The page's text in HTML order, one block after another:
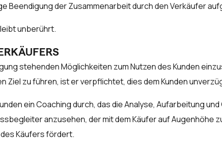
Beendigung der Zusammenarbeit durch den Verkäufer
unberührt.
stehenden Möglichkeiten zum Nutzen des Kunden
Ziel zu führen, ist er verpflichtet, dies dem Kunden
ein Coaching durch, das die Analyse, Aufarbeitung
anzusehen, der mit dem Käufer auf Augenhöhe
Käufers fördert.